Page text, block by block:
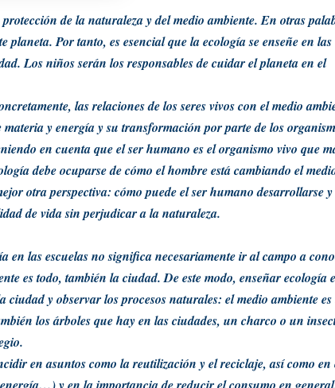
protección de la naturaleza y del medio ambiente. En otras
planeta. Por tanto, es esencial que la ecología se enseñe en las
Los niños serán los responsables de cuidar el planeta en el
las relaciones de los seres vivos con elmedio
y energía y su transformación por parte de los
en cuenta que el ser humano es el organismo vivo que
debe ocuparse de cómo el hombre está cambiando el
otra perspectiva: cómo puede el ser humano desarrollarse y
de vidasin perjudicar a la naturaleza.
en las escuelas no significa necesariamente ir al campo a
es todo, también la ciudad. De este modo, enseñar ecología
ciudad y observar losprocesos naturales: el medio ambiente
los árboles que hay en las ciudades, un charco o un
en asuntos como lareutilización y elreciclaje, así como en